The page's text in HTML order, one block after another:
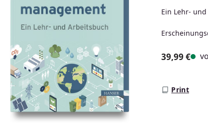
Ein Lehr-
39,99 €
Print